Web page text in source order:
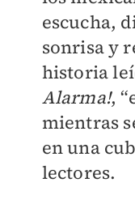
escucha,
sonrisa y
historia
Alarma!,
mientras
en una
lectores.